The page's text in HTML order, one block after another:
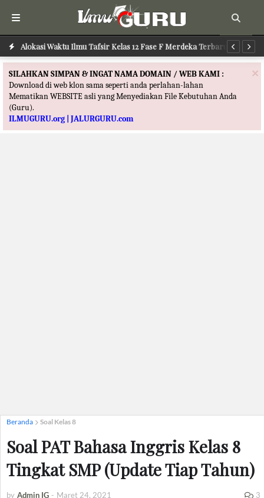
Alokasi Waktu Ilmu Tafsir Kelas 12 Fase F Merdeka Terbaru
×
SILAHKAN SIMPAN & INGAT NAMA DOMAIN / WEB KAMI :
Download di web klon sama seperti anda perlahan-lahan
Mematikan WEBSITE asli yang Menyediakan File Kebutuhan Anda
(Guru).
ILMUGURU.org | JALURGURU.com
Beranda Soal Kelas 8
Soal PAT Bahasa Inggris Kelas 8
Tingkat SMP (Update Tiap Tahun)
by Admin IG - Maret 24, 2021 3